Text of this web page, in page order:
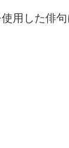
使用した俳